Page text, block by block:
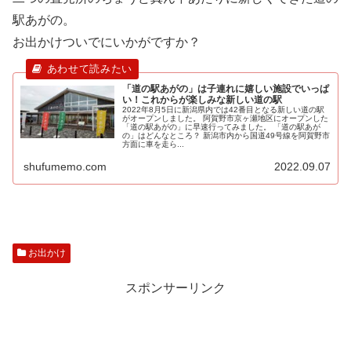
駅あがの。
お出かけついでにいかがですか？
「道の駅あがの」は子連れに嬉しい施設でいっぱ
い！これからが楽しみな新しい道の駅
2022年8月5日に新潟県内では42番目となる新しい道の駅
がオープンしました。 阿賀野市京ヶ瀬地区にオープンした
「道の駅あがの」に早速行ってみました。 「道の駅あが
の」はどんなところ？ 新潟市内から国道49号線を阿賀野市
方面に車を走ら...
shufumemo.com 2022.09.07
お出かけ
スポンサーリンク